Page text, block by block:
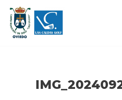
Saltar
al